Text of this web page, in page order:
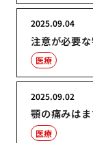
注意が必要
2025.09.04
医療
顎の痛みは
2025.09.02
医療